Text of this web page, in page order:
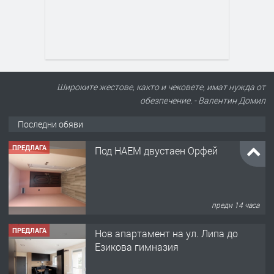
Широките жестове, както и чековете, имат нужда от
обезпечение. - Валентин Домил
Последни обяви
ПРЕДЛАГА Под НАЕМ двустаен Орфей
преди 14 часа
ПРЕДЛАГА
Нов апартамент на ул. Липа до
Езикова гимназия